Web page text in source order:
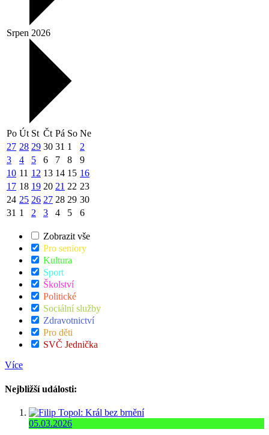
Srpen 2026
Po Út St Čt Pá So Ne
27 28 29 30 31 1
2
3
4 5 6 7 8
9
10 11 12 13 14 15 16
17 18 19 20 21 22 23
24 25 26 27 28 29 30
31 1 2 3 4 5 6
Zobrazit vše
Pro seniory
Kultura
Sport
Školství
Politické
Sociální služby
Zdravotnictví
Pro děti
SVČ Jednička
Více
Nejbližší události:
05.03.2026